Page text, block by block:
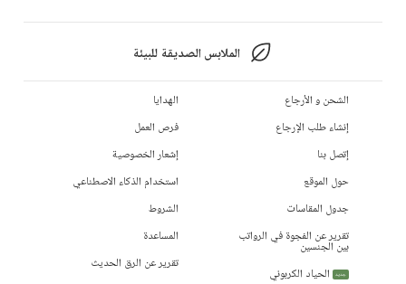
الملابس الصديقة للبيئة
الشحن و الأرجاع
إنشاء طلب الإرجاع
إتصل بنا
حول الموقع
جدول المقاسات
تقرير عن الفجوة في الرواتب
بين الجنسين
جديد
الحياد الكربوني
الهدايا
فرص العمل
إشعار الخصوصية
استخدام الذكاء الاصطناعي
الشروط
المساعدة
تقرير عن الرق الحديث